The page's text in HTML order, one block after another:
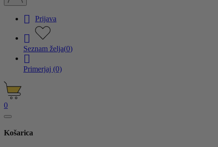
 Prijava

Seznam želja(0)

Primerjaj (0)
0
Košarica